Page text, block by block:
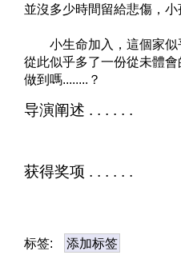
並沒多少時間留給悲傷，
小生命加入，這個家似
從此似乎多了一份從未體
做到嗎........？
导演阐述 . . . . . .
获得奖项 . . . . . .
标签: 添加标签